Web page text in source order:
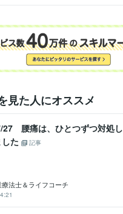
見た人にオススメ
腰痛は、ひとつずつ対処し
た
記事
法士＆ライフコーチ